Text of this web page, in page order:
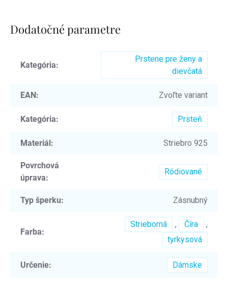
Dodatočné parametre
Kategória:
Prstene pre ženy a
dievčatá
EAN: Zvoľte variant
Kategória: Prsteň
Materiál: Striebro 925
Povrchová
úprava:
Ródiované
Typ šperku: Zásnubný
Farba:
Strieborná , Číra
,
tyrkysová
Určenie: Dámske